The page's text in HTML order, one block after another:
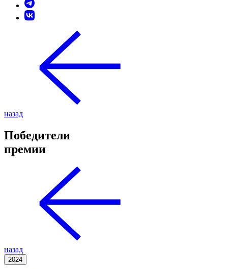
назад
Победители
премии
назад
2024